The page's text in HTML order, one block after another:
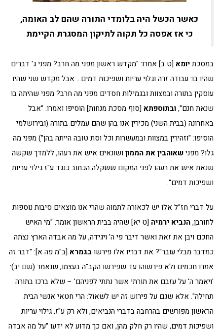
כאשר הכשל היה בלומדי התורה שהם לב האומה,
כי אז אפסה כל תקוה לתיקון המסגרת הקיימת
במסכתיומא [ט ב] אמרו: "מקדש ראשון מפני מה חרב? מפני ג' דברים
שהיו בו: עבודה זרה וגלוי עריות ושפיכות דמים… אבל מקדש שני שהיו
עוסקין בתורה ובמצוות ובגמילות חסדים מפני מה חרב? מפני שהיתה בו
שנאת חנם",ובתוספתא [סוף מסכת מנחות] הוסיפו ואמרו: "אבל
באחרונה (בבית השני) מכירין אנו בהן שהם עמלים בתורה (ובירושלמי
הוסיפו: "וזהירין במצוות ובמעשרות וכל וסת טובה הייתה בהן") מפני מה
גלו? מפנישאוהבין את הממוןושונאים איש את רעהו, ללמדך שקשה
שנאת איש את רעהו לפני המקום ששקלה הכתוב כנגד ע"ז גילוי עריות
ושפיכות דמים".
על דברי חז"ל אלו יש לכאורה לתמוה שהרי אנו מוצאים סיבות נוספות
לחורבן,הנביא ירמיה [ט יא] שהיה בבית הראשון אומר: "מי האיש
החכם ויבן את זאת ואשר דיבר פי ה' ויגידה, על מה אבדה הארץ נצתה
כמדבר מבלי עובר"? את דבריו אלו פירשובגמרא [ב"מ פה א]: "דבר זה
אמרו חכמים ולא פירשוהו עד שפירשו הקב"ה בעצמו, שנאמר (שם יב):
'ויאמר ה' על עזבם את תורתי אשר נתתי לפניהם' – שלא ברכו בתורה
תחילה". אלא שגם על פירוש זה יש לשאול: הרי חטאי אנשי הבית
הראשון מפורשים בהרחבה בדברי הנביאים, ולא רק ע"ז, גילוי עריות
ושפיכות דמים, שהיו רק חלק מהן, ואם כך מדוע לא ידעו "על מה אבדה